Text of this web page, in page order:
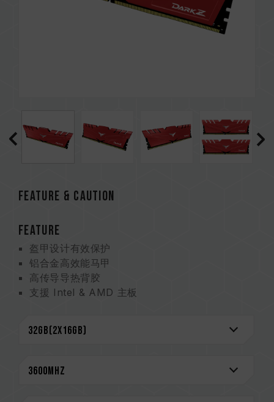
Feature & CAUTION
FEATURE
盔甲设计有效保护
铝合金高效能马甲
高传导导热背胶
支援 Intel & AMD 主板
超低工作电压节能省电
中国实用新型专利 (证书号: CN 210038691 U)